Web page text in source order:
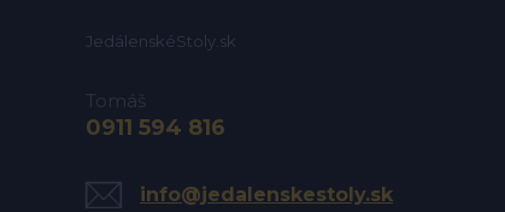
JedálenskéStoly.sk
Tomáš
0911 594 816
info@jedalenskestoly.sk